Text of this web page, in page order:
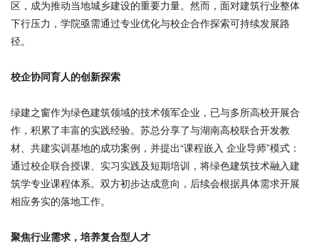
区，成为推动当地城乡建设的重要力量。然而，面对建筑行业整体
下行压力，学院亟需通过专业优化与校企合作探索可持续发展路
径。
校企协同育人的创新探索
绿建之窗作为绿色建筑领域的技术领军企业，已与多所高校开展合
作，积累了丰富的实践经验。苏总分享了与湖南高校联合开发教
材、共建实训基地的成功案例，并提出“课程嵌入 企业导师”模式：
通过校企联合授课、实习实践及短期培训，将绿色建筑技术融入建
筑学专业课程体系。双方初步达成意向，后续会根据具体需求开展
相应务实的落地工作。
聚焦行业需求，培养复合型人才